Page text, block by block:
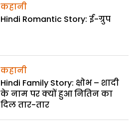
कहानी
Hindi Romantic Story: ई-ग्रुप
कहानी
Hindi Family Story: क्षोभ – शादी
के नाम पर क्यों हुआ नितिन का
दिल तार-तार